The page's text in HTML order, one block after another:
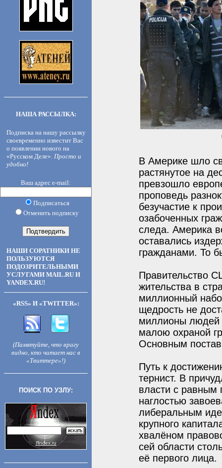
НАША РАССЫЛКА:
Подписка на нашу рассылку
своевременно известит Вас
о появлении нового на
«Русском Деле». Просто и
удобно!
Ваш адрес e-mail:
Подписаться
Отменить подписку
НАШИ СОРАТНИКИ НЕ
ПОЛЬЗУЮТСЯ
ПОДОЗРИТЕЛЬНЫМИ
УСЛУГАМИ MAIL.RU И
YANDEX.RU!
«RSS» И «TWITTER»:
(Памятуйте, что врагу
видно, кто читает нас в
«Твиттере»!)
ПОИСК ПО УЗЛУ:
Яndex.ru
В Америке шло
растянутое на
превзошло
проповедь
безучастие к
озабоченных
следа. Америка
оставались
гражданами. То
Правительство
жительства в
миллионный
щедрость не
миллионы людей
малою охраной
Основным
Путь к
тернист. В
власти с равным
наглостью
либеральным
крупного
хвалёном
сей области
её первого лица.